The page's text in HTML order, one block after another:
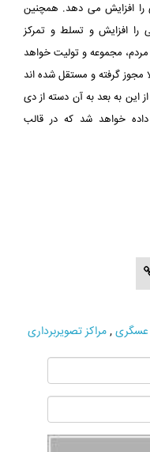
را افزایش می دهد. همچنین
افزایش و تسلط و تمرکز
مجموعه و تولیت خواهد
مجوز گرفته و مستقل شده اند
به بعد به آن دسته از دی
خواهد شد که در قالب
عسگری,مراکز تصویربرداری